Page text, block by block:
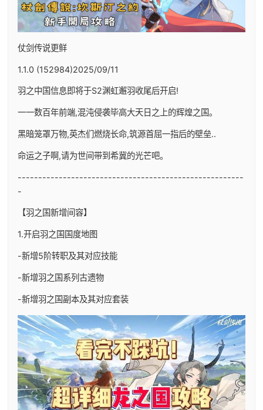
仗剑传说更鲜
1.1.0 (152984)2025/09/11
羽之中国信息即将于S2渊虹邂羽收尾后开启!
一一数百年前端,混沌侵袭毕高大天日之上的辉煌之国。
黑暗笼罩万物,英杰们燃烧长命,筑源首屈一指后的壁垒..
命运之子啊,请为世间带到希冀的光芒吧。
-------------------------------------------------------
-
【羽之国新增间容】
1.开启羽之国国度地图
-新增5阶转职及其对应技能
-新增羽之国系列古遗物
-新增羽之国副本及其对应套装